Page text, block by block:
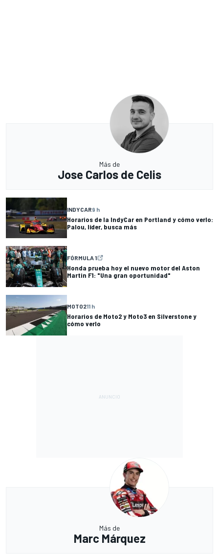
Más de
Jose Carlos de Celis
INDYCAR9 h
Horarios de la IndyCar en Portland y cómo verlo:
Palou, líder, busca más
FÓRMULA 1
Honda prueba hoy el nuevo motor del Aston
Martin F1: "Una gran oportunidad"
MOTO211 h
Horarios de Moto2 y Moto3 en Silverstone y
cómo verlo
Más de
Marc Márquez